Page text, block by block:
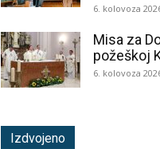
6. kolovoza
Misa za
požeškoj
6. kolovoza
Izdvojeno